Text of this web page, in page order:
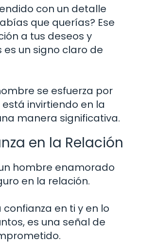
con un detalle
que querías? Ese
a tus deseos y
un signo claro de
se esfuerza por
invirtiendo en la
manera significativa.
en la Relación
hombre enamorado
en la relación.
confianza en ti y en lo
es una señal de